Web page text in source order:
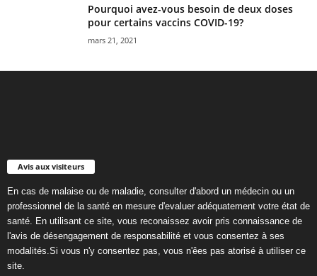
Pourquoi avez-vous besoin de deux doses
pour certains vaccins COVID-19?
mars 21, 2021
Avis aux visiteurs
En cas de malaise ou de maladie, consulter d'abord un médecin ou un
professionnel de la santé en mesure d'evaluer adéquatement votre état de
santé. En utilisant ce site, vous reconaissez avoir pris connaissance de
l'avis de désengagement de responsabilité et vous consentez à ses
modalités.Si vous n'y consentez pas, vous n'êes pas atorisé à utiliser ce
site.